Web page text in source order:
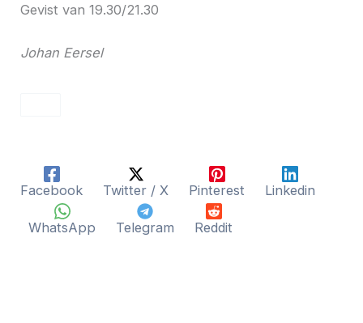
Gevist van 19.30/21.30
Johan Eersel
Facebook Twitter / X Pinterest Linkedin
WhatsApp Telegram Reddit